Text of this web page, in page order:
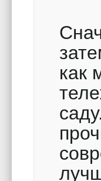
как